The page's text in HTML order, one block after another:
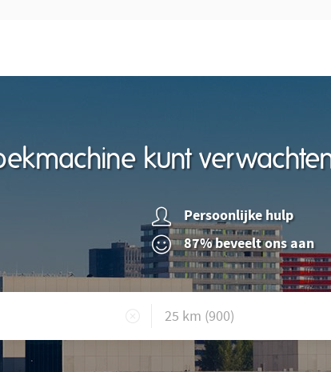
kunt
Persoonlijke hulp
87% beveelt ons aan